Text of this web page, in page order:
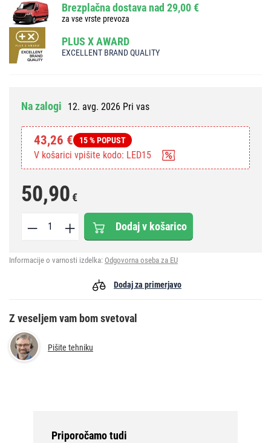
Brezplačna dostava nad 29,00 €
za vse vrste prevoza
PLUS X AWARD
EXCELLENT BRAND QUALITY
Na zalogi 12. avg. 2026 Pri vas
43,26 € 15 % POPUST
V košarici vpišite kodo: LED15
50,90€
Dodaj v košarico
Informacije o varnosti izdelka: Odgovorna oseba za EU
Dodaj za primerjavo
Z veseljem vam bom svetoval
Pišite tehniku
Priporočamo tudi